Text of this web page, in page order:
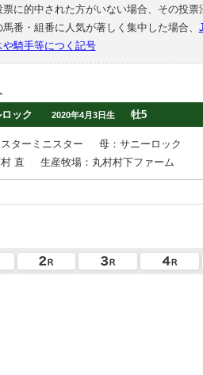
票に的中された方がいない場合、その投
番・組番に人気が著しく集中した場合、
や騎手等につく記号
ック
2020年4月3日生 牡5
ターミニスター
母：サニーロック
直
生産牧場：丸村村下ファーム